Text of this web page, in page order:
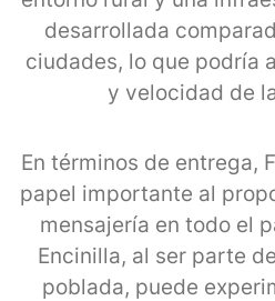
desarrollada
ciudades, lo que podría
y velocidad de
En términos de entrega,
papel importante al
mensajería en todo el
Encinilla, al ser parte
poblada, puede